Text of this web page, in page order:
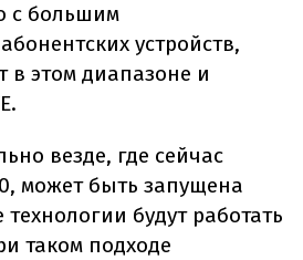
с большим
устройств,
в этом диапазоне и
везде, где сейчас
может быть запущена
технологии будут работать
таком подходе